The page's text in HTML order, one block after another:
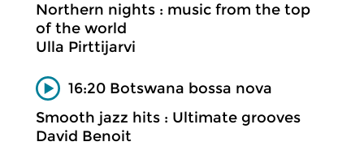
Northern nights : music from the top
of the world
Ulla Pirttijarvi
16:20 Botswana bossa nova
Smooth jazz hits : Ultimate grooves
David Benoit